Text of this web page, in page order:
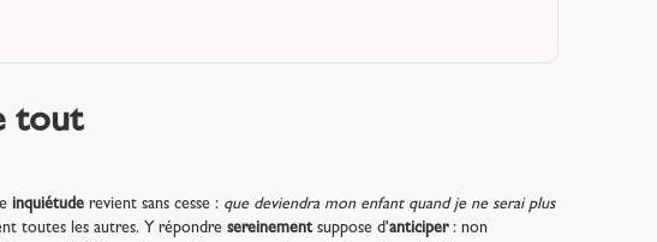
tout
inquiétuderevient sans cesse : que deviendra mon enfant quand je ne serai plus
toutes les autres. Y répondre sereinementsuppose d'anticiper: non